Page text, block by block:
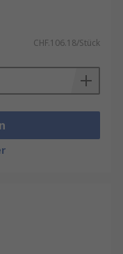
CHF.106.18/Stück